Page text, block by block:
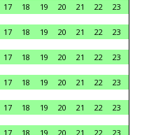
17 18 19 20 21 22
23
17 18 19 20 21 22
23
17 18 19 20 21 22
23
17 18 19 20 21 22
23
17 18 19 20 21 22
23
17 18 19 20 21 22
23